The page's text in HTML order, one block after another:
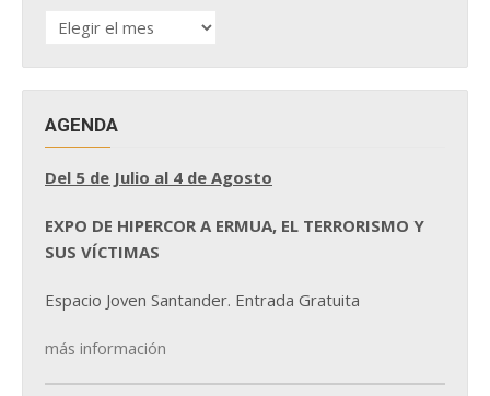
HISTÓRICO
DE
AGENDA
Del 5 de Julio al 4 de Agosto
EXPO DE HIPERCOR A ERMUA, EL TERRORISMO Y
SUS VÍCTIMAS
Espacio Joven Santander. Entrada Gratuita
más información